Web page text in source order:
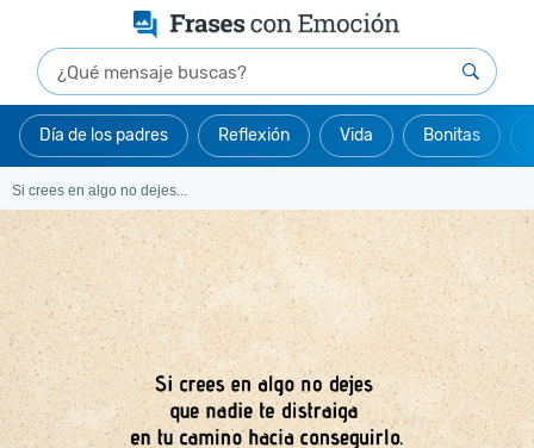
Día de los padres Reflexión Vida Bonitas
Si crees en algo no dejes...